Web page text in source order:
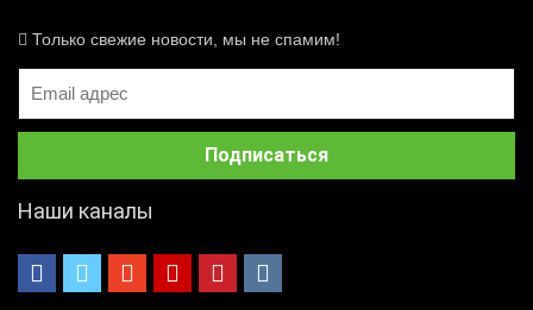
Только свежие новости, мы не спамим!
Наши каналы